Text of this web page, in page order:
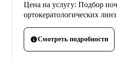
Цена на услугу: Подбор
ортокератологических
Смотреть подробности